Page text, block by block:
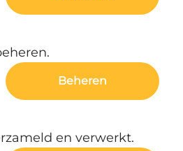
Beheren
en verwerkt.